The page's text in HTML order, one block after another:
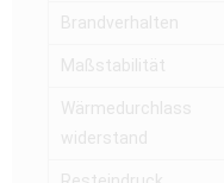
Brandverhalten
Maßstabilität
Wärmedurchlass
widerstand